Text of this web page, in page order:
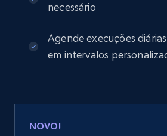
necessário
Agende execuções
em intervalos
NOVO!